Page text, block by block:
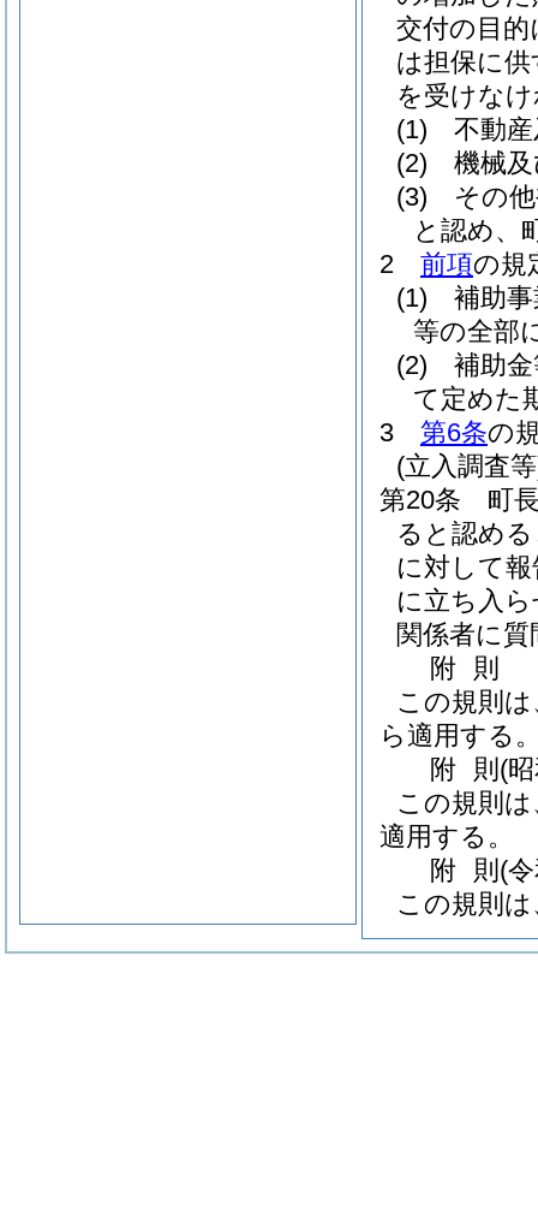
交付の目
は担保に
を受けな
(1)
不動
(2)
機械
(3)
その
と認め、
2
前項の規
(1)
補助
等の全部
(2)
補助
て定めた
3
第6条の
(立入調査
第20条
町
ると認め
に対して
に立ち入
関係者に
附 則
この規則
ら適用する
附 則 (
この規則
適用する。
附 則 (
この規則